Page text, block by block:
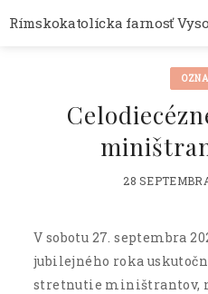
Rímskokatolícka farnosť
28
V sobotu 27. septembra
jubilejného roka
stretnutie miništrantov,